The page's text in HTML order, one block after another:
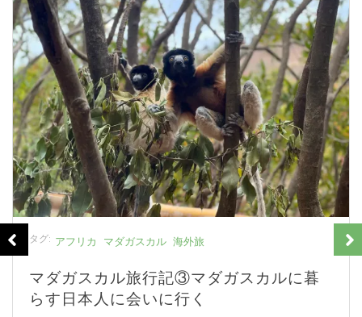
タグ: アフリカ マダガスカル
マダガスカル旅行記②バオバブ街道
ロンダバに行く方法